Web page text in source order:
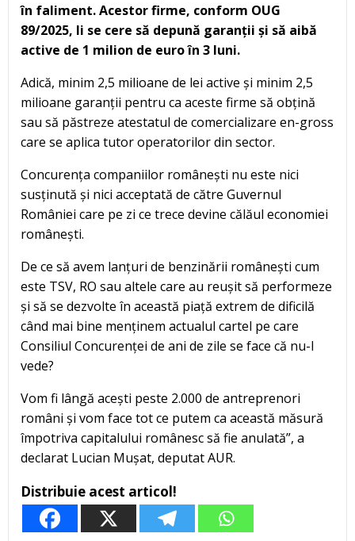
în faliment. Acestor firme, conform OUG
89/2025, li se cere să depună garanții și să aibă
active de 1 milion de euro în 3 luni.
Adică, minim 2,5 milioane de lei active și minim 2,5
milioane garanții pentru ca aceste firme să obțină
sau să păstreze atestatul de comercializare en-gross
care se aplica tutor operatorilor din sector.
Concurența companiilor românești nu este nici
susținută și nici acceptată de către Guvernul
României care pe zi ce trece devine călăul economiei
românești.
De ce să avem lanțuri de benzinării românești cum
este TSV, RO sau altele care au reușit să performeze
și să se dezvolte în această piață extrem de dificilă
când mai bine menținem actualul cartel pe care
Consiliul Concurenței de ani de zile se face că nu-l
vede?
Vom fi lângă acești peste 2.000 de antreprenori
români și vom face tot ce putem ca această măsură
împotriva capitalului românesc să fie anulată”, a
declarat Lucian Mușat, deputat AUR.
Distribuie acest articol!